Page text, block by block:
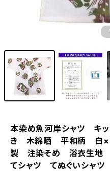
本染め魚河岸シャツ キ
き 木綿晒 平和柄 白×
製 注染そめ 浴衣生地
てシャツ てぬぐいシャ